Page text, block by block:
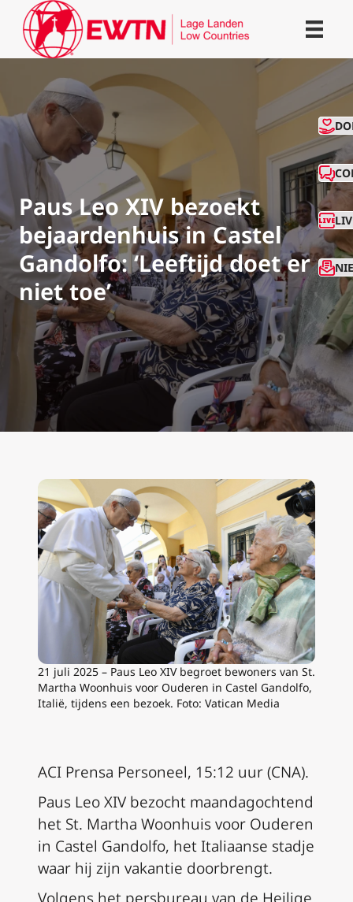
Paus Leo XIV bezoekt
bejaardenhuis in Castel
Gandolfo: ‘Leeftijd doet er
niet toe’
21 juli 2025 – Paus Leo XIV begroet bewoners van St.
Martha Woonhuis voor Ouderen in Castel Gandolfo,
Italië, tijdens een bezoek. Foto: Vatican Media
ACI Prensa Personeel, 15:12 uur (CNA).
Paus Leo XIV bezocht maandagochtend
het St. Martha Woonhuis voor Ouderen
in Castel Gandolfo, het Italiaanse stadje
waar hij zijn vakantie doorbrengt.
Volgens het persbureau van de Heilige